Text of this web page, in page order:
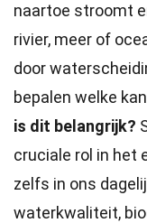
naartoe stroomt
rivier, meer of
door
bepalen welke
is dit belangrijk?
cruciale rol in het
zelfs in ons
waterkwaliteit,